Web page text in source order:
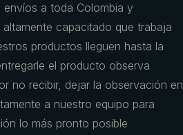
envíos a toda Colombia y
capacitado que trabaja
productos lleguen hasta la
el producto observa
no recibir, dejar la observación en
a nuestro equipo para
lo más pronto posible